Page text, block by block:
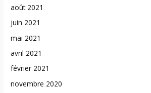
août 2021
juin 2021
mai 2021
avril 2021
février 2021
novembre 2020